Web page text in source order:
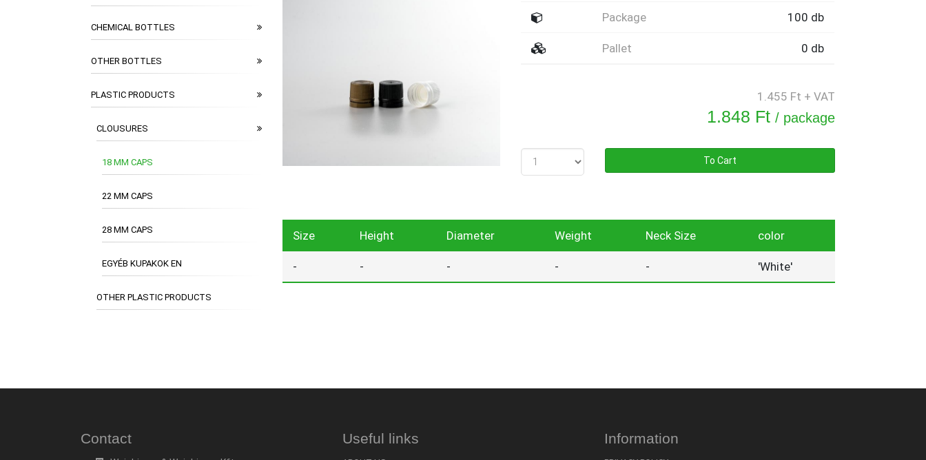
CHEMICAL BOTTLES
OTHER BOTTLES
PLASTIC PRODUCTS
CLOUSURES
18 MM CAPS
22 MM CAPS
28 MM CAPS
EGYÉB KUPAKOK EN
OTHER PLASTIC PRODUCTS
Package 100 db
Pallet 0 db
1.455 Ft + VAT
1.848 Ft / package
To Cart
Size Height Diameter Weight Neck Size color
- - - - - 'White'
Contact Useful links Information